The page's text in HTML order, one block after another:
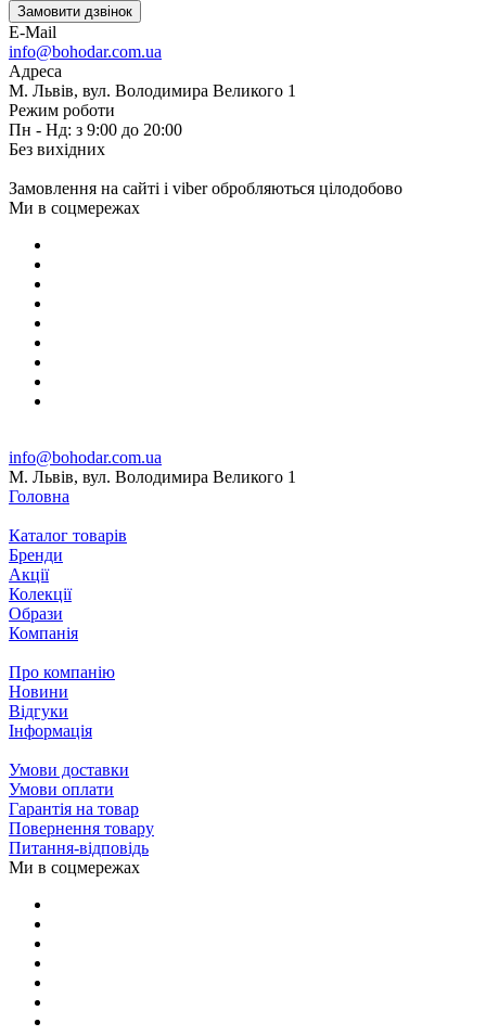
Замовити дзвінок
E-Mail
info@bohodar.com.ua
Адреса
М. Львів, вул. Володимира Великого 1
Режим роботи
Пн - Нд: з 9:00 до 20:00
Без вихідних
Замовлення на сайті і viber обробляються цілодобово
Ми в соцмережах
info@bohodar.com.ua
М. Львів, вул. Володимира Великого 1
Головна
Каталог товарів
Бренди
Акції
Колекції
Образи
Компанія
Про компанію
Новини
Відгуки
Інформація
Умови доставки
Умови оплати
Гарантія на товар
Повернення товару
Питання-відповідь
Ми в соцмережах